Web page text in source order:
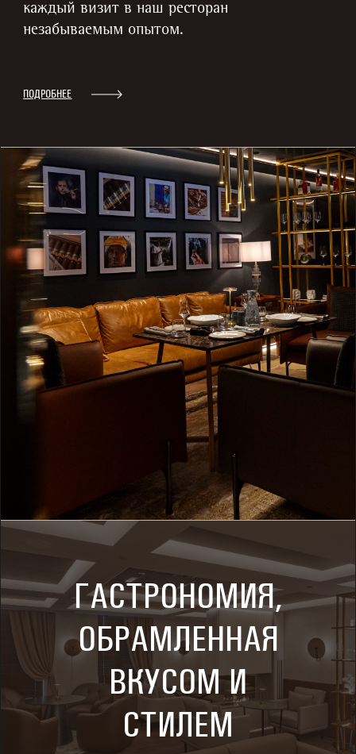
каждый визит в наш ресторан
незабываемым опытом.
ПОДРОБНЕЕ
ГАСТРОНОМИЯ,
ОБРАМЛЕННАЯ
ВКУСОМИ
СТИЛЕМ